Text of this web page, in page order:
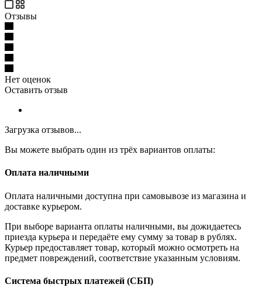
Отзывы
Нет оценок
Оставить отзыв
Загрузка отзывов...
Вы можете выбрать один из трёх вариантов оплаты:
Оплата наличными
Оплата наличными доступна при самовывозе из магазина и
доставке курьером.
При выборе варианта оплаты наличными, вы дожидаетесь
приезда курьера и передаёте ему сумму за товар в рублях.
Курьер предоставляет товар, который можно осмотреть на
предмет повреждений, соответствие указанным условиям.
Система быстрых платежей (СБП)